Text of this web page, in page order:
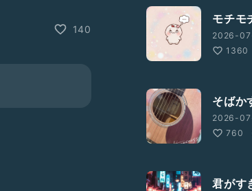
140
モチモ
2026-
1360
そばか
2026-
760
君がす